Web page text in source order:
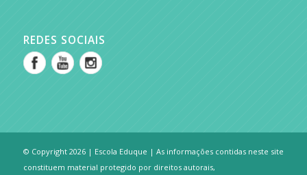
REDES SOCIAIS
© Copyright 2026 | Escola Eduque | As informações contidas neste site
constituem material protegido por direitos autorais,